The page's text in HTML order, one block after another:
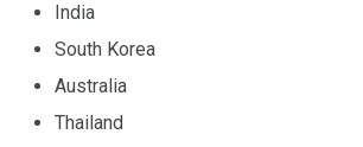
India
South Korea
Australia
Thailand